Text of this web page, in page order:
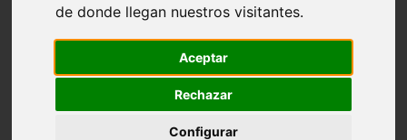
de donde llegan nuestros visitantes.
Aceptar
Rechazar
Configurar
search